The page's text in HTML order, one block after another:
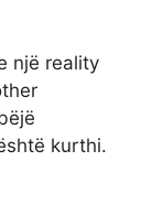
një reality
kurthi.